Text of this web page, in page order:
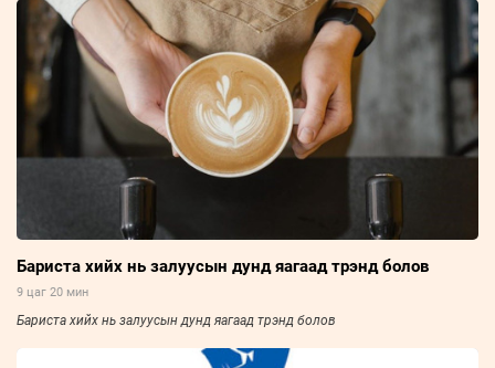
Бариста хийх нь залуусын дунд яагаад трэнд болов
9 цаг 20 мин
Бариста хийх нь залуусын дунд яагаад трэнд болов